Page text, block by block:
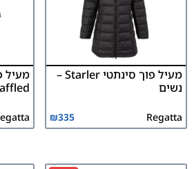
מעיל פוך סינתטי Starler –
נשים
Regatta
₪335